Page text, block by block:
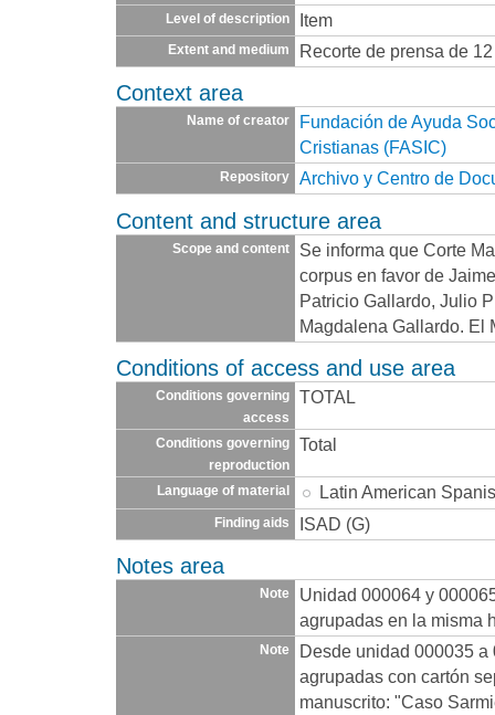
Level of description Item
Extent and medium Recorte de prensa de
Context area
Name of creator
Fundación de Ayuda
Cristianas (FASIC)
Repository Archivo y Centro de
Content and structure area
Scope and content
Se informa que Corte
corpus en favor de
Patricio Gallardo, Julio
Magdalena Gallardo. El
Conditions of access and use area
Conditions governing
access
TOTAL
Conditions governing
reproduction
Total
Language of material Latin American
Finding aids ISAD (G)
Notes area
Note
Unidad 000064 y
agrupadas en la misma
Note
Desde unidad 000035
agrupadas con cartón
manuscrito: "Caso